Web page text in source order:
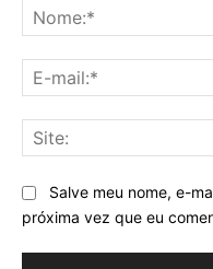
Salve meu nome, e-
próxima vez que eu